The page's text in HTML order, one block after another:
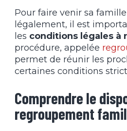
Pour faire venir sa
légalement, il est
les conditions légales à
procédure, appelée
permet de réunir les
certaines conditions
Comprendre le
regroupement